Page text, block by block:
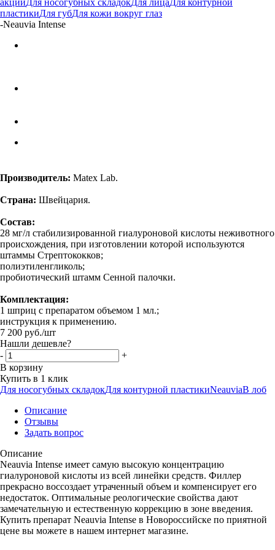
пластикиДля губДля кожи вокруг глаз
-Neauvia Intense
Производитель: Matex Lab.
Страна: Швейцария.
Состав:
28 мг/л стабилизированной гиалуроновой кислоты неживотного
происхождения, при изготовлении которой используются
штаммы Стрептококков;
полиэтиленгликоль;
пробиотический штамм Сенной палочки.
Комплектация:
1 шприц с препаратом объемом 1 мл.;
инструкция к применению.
7 200 руб./шт
Нашли дешевле?
-
+
В корзину
Купить в 1 клик
Для носогубных складокДля контурной пластикиNeauviaВ лоб
Описание
Отзывы
Задать вопрос
Описание
Neauvia Intense имеет самую высокую концентрацию
гиалуроновой кислоты из всей линейки средств. Филлер
прекрасно воссоздает утраченный объем и компенсирует его
недостаток. Оптимальные реологические свойства дают
замечательную и естественную коррекцию в зоне введения.
Купить препарат Neauvia Intense в Новороссийске по приятной
цене вы можете в нашем интернет магазине.